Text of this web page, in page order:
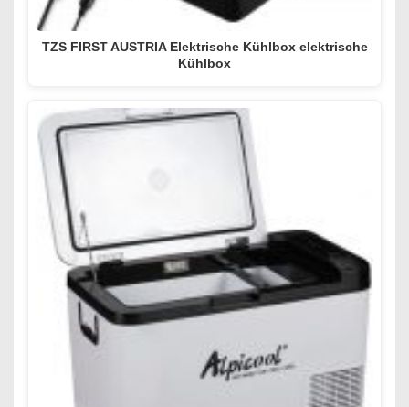
TZS FIRST AUSTRIA Elektrische Kühlbox elektrische
Kühlbox